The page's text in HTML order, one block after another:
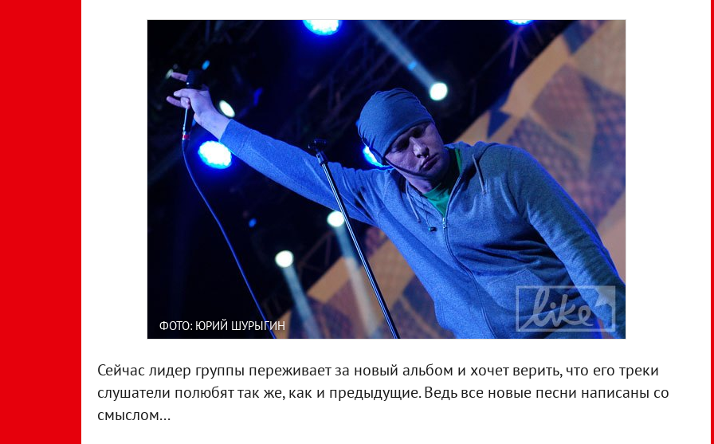
ФОТО: ЮРИЙ ШУРЫГИН
Сейчас лидер группы переживает за новый альбом и хочет верить, что его треки
слушатели полюбят так же, как и предыдущие. Ведь все новые песни написаны со
смыслом...